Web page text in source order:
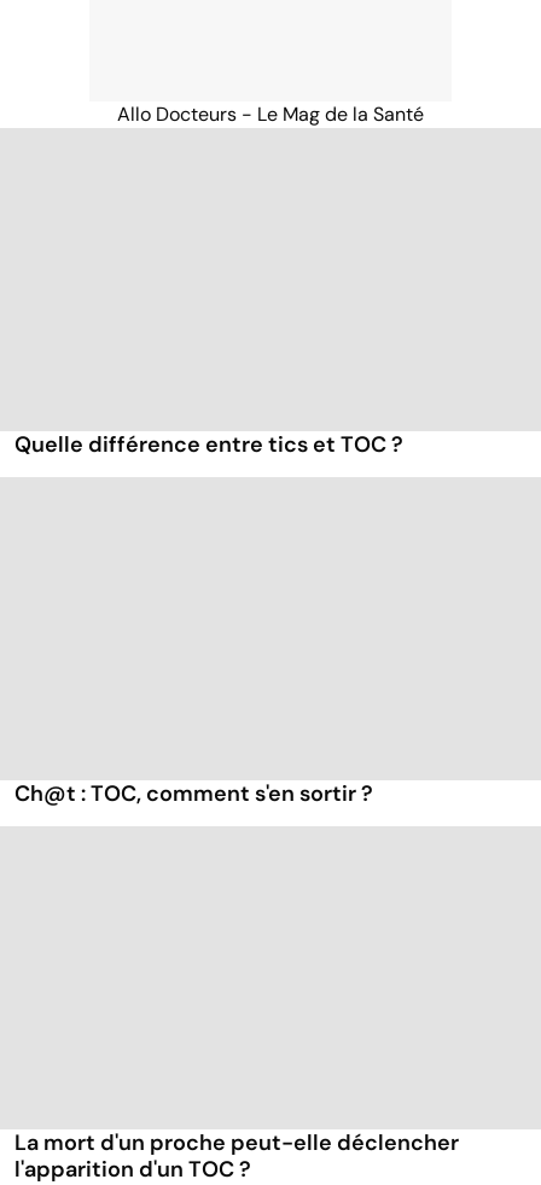
Allo Docteurs - Le Mag de la Santé
Quelle différence entre tics et TOC ?
Ch@t : TOC, comment s'en sortir ?
La mort d'un proche peut-elle déclencher
l'apparition d'un TOC ?